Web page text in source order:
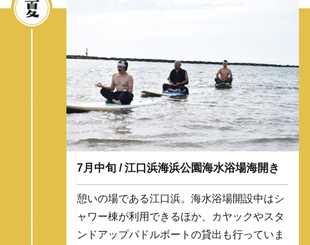
7月中旬 / 江口浜海浜公園海水浴場海開き
憩いの場である江口浜。海水浴場開設中はシ
ャワー棟が利用できるほか、カヤックやスタ
ンドアップパドルボートの貸出も行っていま